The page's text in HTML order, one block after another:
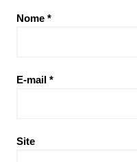
Nome *
E-mail *
Site